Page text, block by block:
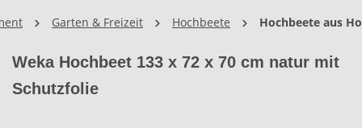
Garten & Freizeit Hochbeete Hochbeete aus
Weka Hochbeet 133 x 72 x 70 cm natur mit
Schutzfolie